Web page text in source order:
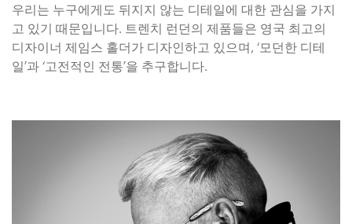
우리는 누구에게도 뒤지지 않는 디테일에 대한 관심을 가지
고 있기 때문입니다. 트렌치 런던의 제품들은 영국 최고의
디자이너 제임스 홀더가 디자인하고 있으며, ‘모던한 디테
일’과 ‘고전적인 전통’을 추구합니다.